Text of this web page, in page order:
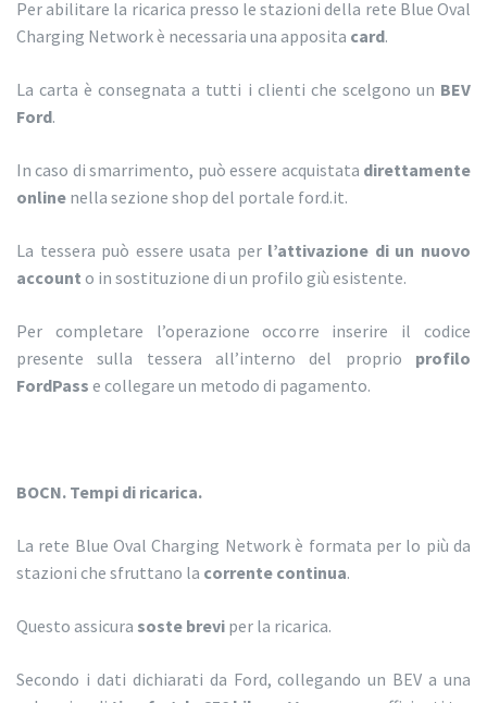
Per abilitare la ricarica presso le stazioni della rete Blue Oval
Charging Network è necessaria una apposita card.
La carta è consegnata a tutti i clienti che scelgono un BEV
Ford.
In caso di smarrimento, può essere acquistata direttamente
online nella sezione shop del portale ford.it.
La tessera può essere usata per l’attivazione di un nuovo
account o in sostituzione di un profilo giù esistente.
Per completare l’operazione occorre inserire il codice
presente sulla tessera all’interno del proprio profilo
FordPass e collegare un metodo di pagamento.
BOCN. Tempi di ricarica.
La rete Blue Oval Charging Network è formata per lo più da
stazioni che sfruttano la corrente continua.
Questo assicura soste brevi per la ricarica.
Secondo i dati dichiarati da Ford, collegando un BEV a una